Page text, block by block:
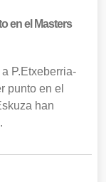
en el Masters
P.Etxeberria-
punto en el
han